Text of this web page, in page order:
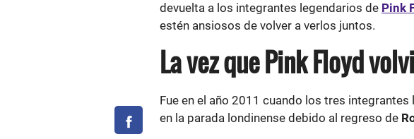
devuelta a los integrantes legendarios de Pink
estén ansiosos de volver a verlos juntos.
La vez que Pink Floyd
Fue en el año 2011 cuando los tres integrantes
en la parada londinense debido al regreso de